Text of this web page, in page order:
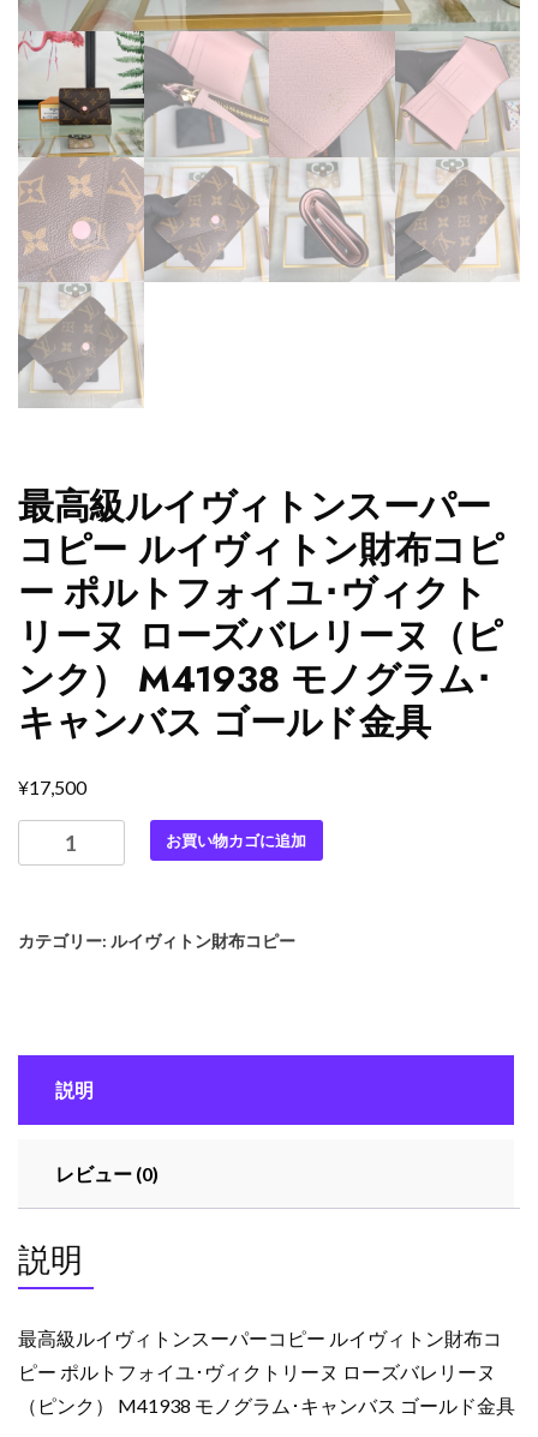
最高級ルイヴィトンスーパー
コピー ルイヴィトン財布コピ
ー ポルトフォイユ･ヴィクト
リーヌ ローズバレリーヌ（ピ
ンク） M41938 モノグラム･
キャンバス ゴールド金具
¥17,500
高
イ
ン
ー
コ
ー
ル
ヴ
ィ
ト
お買い物カゴに追加
カテゴリー: ルイヴィトン財布コピー
説明
レビュー (0)
説明
最高級ルイヴィトンスーパーコピー ルイヴィトン財布コ
ピー ポルトフォイユ･ヴィクトリーヌ ローズバレリーヌ
（ピンク） M41938 モノグラム･キャンバス ゴールド金具